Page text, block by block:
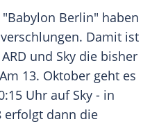
Babylon Berlin" haben
Damit ist
ARD und Sky die bisher
13. Oktober geht es
Uhr auf Sky - in
erfolgt dann die